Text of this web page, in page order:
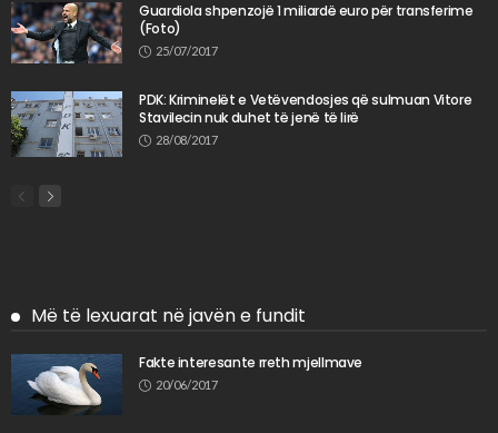
Guardiola shpenzojë 1 miliardë euro për transferime
(Foto)
25/07/2017
PDK: Kriminelët e Vetëvendosjes që sulmuan Vitore
Stavilecin nuk duhet të jenë të lirë
28/08/2017
Më të lexuarat në javën e fundit
Fakte interesante rreth mjellmave
20/06/2017